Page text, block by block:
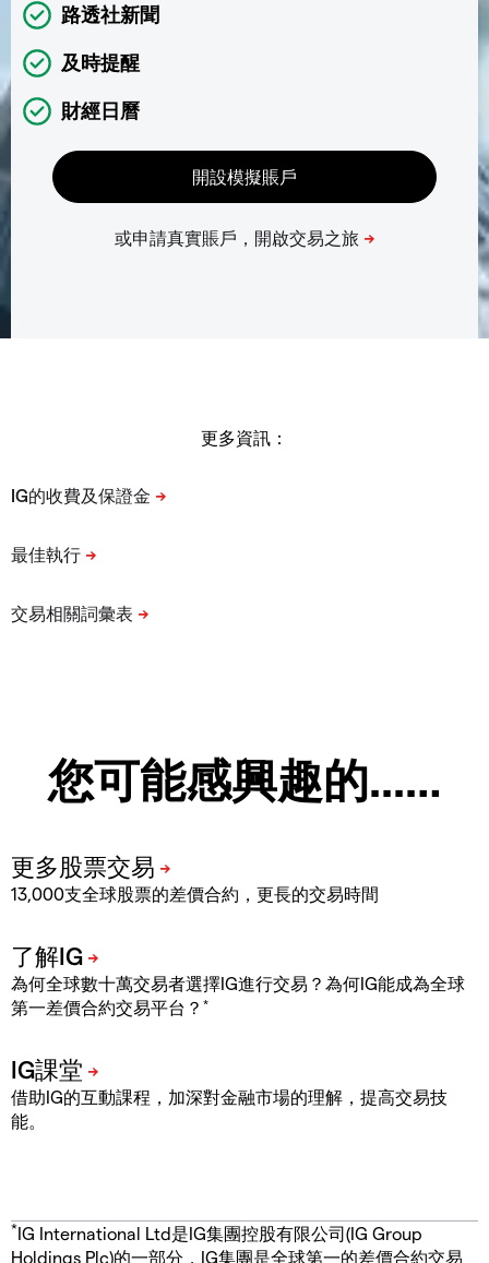
路透社新聞
及時提醒
財經日曆
更多資訊：
您可能感興趣的...…
13,000支全球股票的差價合約，更長的交易時間
為何全球數十萬交易者選擇IG進行交易？為何IG能成為全球
第一差價合約交易平台？ *
借助IG的互動課程，加深對金融市場的理解，提高交易技
能。
*IG International Ltd是IG集團控股有限公司(IG Group
Holdings Plc)的一部分，IG集團是全球第一的差價合約交易